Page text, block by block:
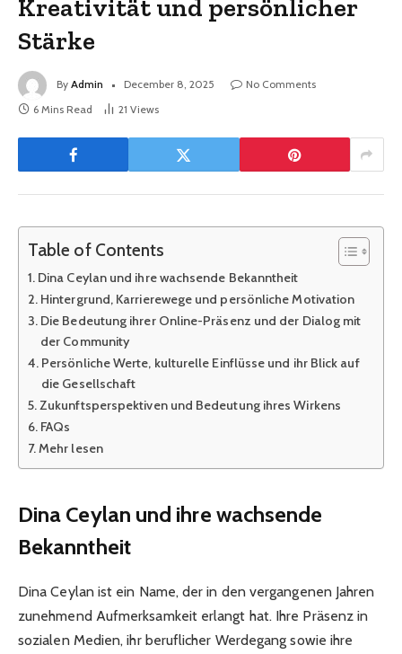
Kreativität und persönlicher
Stärke
By Admin December 8, 2025
No Comments
6 Mins Read
21 Views
Table of Contents
Dina Ceylan und ihre wachsende Bekanntheit
Hintergrund, Karrierewege und persönliche Motivation
Die Bedeutung ihrer Online-Präsenz und der Dialog mit
der Community
Persönliche Werte, kulturelle Einflüsse und ihr Blick auf
die Gesellschaft
Zukunftsperspektiven und Bedeutung ihres Wirkens
FAQs
Mehr lesen
Dina Ceylan und ihre wachsende
Bekanntheit
Dina Ceylan ist ein Name, der in den vergangenen Jahren
zunehmend Aufmerksamkeit erlangt hat. Ihre Präsenz in
sozialen Medien, ihr beruflicher Werdegang sowie ihre